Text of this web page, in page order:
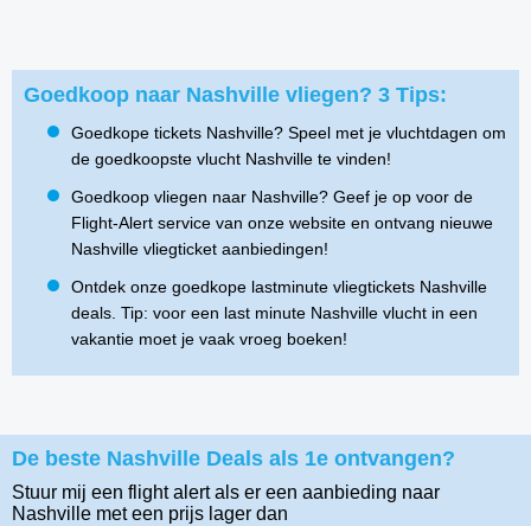
Goedkoop naar Nashville vliegen? 3 Tips:
Goedkope tickets Nashville? Speel met je vluchtdagen om
de goedkoopste vlucht Nashville te vinden!
Goedkoop vliegen naar Nashville? Geef je op voor de
Flight-Alert service van onze website en ontvang nieuwe
Nashville vliegticket aanbiedingen!
Ontdek onze goedkope lastminute vliegtickets Nashville
deals. Tip: voor een last minute Nashville vlucht in een
vakantie moet je vaak vroeg boeken!
De beste Nashville Deals als 1e ontvangen?
Stuur mij een flight alert als er een aanbieding naar
Nashville met een prijs lager dan